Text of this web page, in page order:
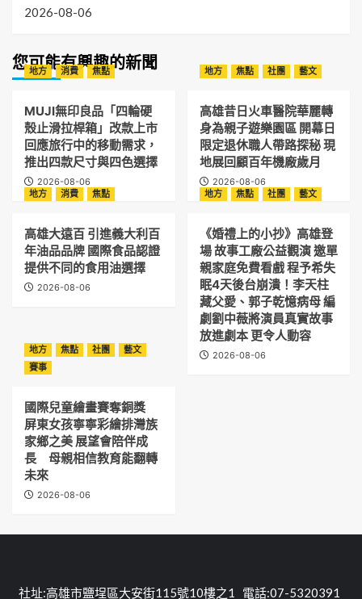
2026-08-06
您可能有興趣的新聞
地方 消費 焦點
MUJI無印良品「四輪硬
殼止滑拉桿箱」改款上市
回應旅行中的移動需求，
推出四款尺寸與四色選擇
2026-08-06
地方 焦點 社團 藝文
高雄昔日火車醫院華麗轉
身為親子遊樂園區 開幕日
限定退休職人帶路探秘 現
地展回顧百年機廠歲月
2026-08-06
地方
消費 焦點
高雄大遠百 引進義大利百
年油品品牌 國際食品認證
提供不同的食用油選擇
2026-08-06
地方 焦點 社團 藝文
《婚禮上的小抄》高雄登
場 故事工廠公益觀演 邀單
親家庭免費看戲 程予希失
眠4天後台崩潰！李天柱
藏父愛、郭子乾憶病母 編
劇劉中薇將演員真實故事
放進劇本 更令人動容
2026-08-06
地方 焦點 社團
藝文
賽事
國際兒童繪畫賽奪銅獎
屏東女孩寧寧彩繪排灣族
家鄉之美 展望會陪伴成
長 母親相信教育能翻轉
未來
2026-08-06
社址:高雄市鹽埕區大安街115號10樓之1 電話:07-5320391